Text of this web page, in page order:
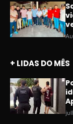
+ LIDAS DO MÊS